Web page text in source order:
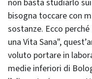
non basta studiarlo
bisogna toccare con
sostanze. Ecco
una Vita Sana",
voluto portare in
medie inferiori di